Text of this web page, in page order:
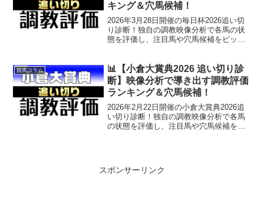
キング＆穴馬候補！
2026年3月28日開催の毎日杯2026追い切
り診断！独自の調教映像分析で各馬の状
態を評価し、注目馬や穴馬候補をピック
に無料穴馬情報を配信中！
競馬コラム
📊【小倉大賞典2026 追い切り診
断】映像分析で導き出す調教評価
ランキング＆穴馬候補！
2026年2月22日開催の小倉大賞典2026追
い切り診断！独自の調教映像分析で各馬
の状態を評価し、注目馬や穴馬候補をピ
スポンサーリンク